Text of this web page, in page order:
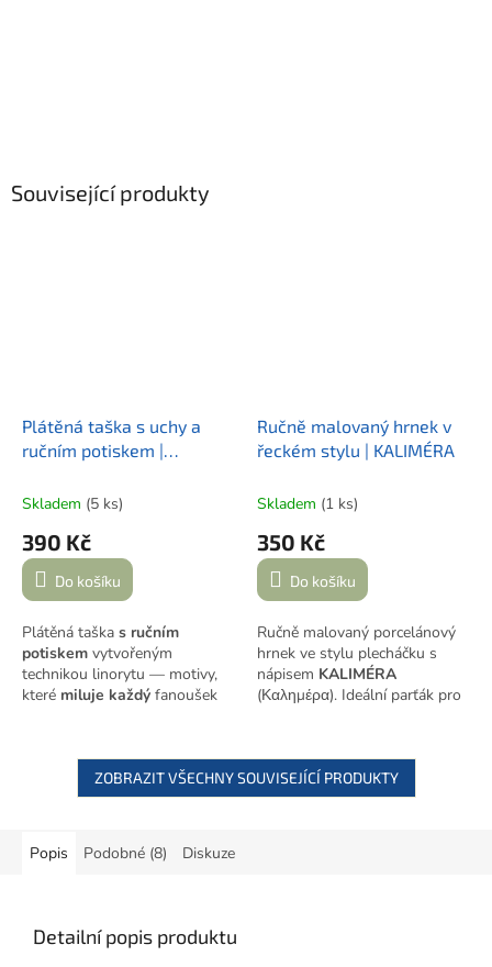
Související produkty
Plátěná taška s uchy a
ručním potiskem |
Skladem (5 ks)
390 Kč
Do košíku
Plátěná taška s ručním
potiskem vytvořeným
technikou linorytu — motivy,
které miluje každý fanoušek
zafixováno, opatřeno
koženkovým štítkem s logem
Ručně malovaný hrnek v
řeckém stylu | KALIMÉRA
Skladem (1 ks)
350 Kč
Do košíku
Ručně malovaný porcelánový
hrnek ve stylu plecháčku s
nápisem KALIMÉRA
(Καλημέρα). Ideální parťák pro
vzniká ručně v mé dílně v
Praze.
ZOBRAZIT VŠECHNY SOUVISEJÍCÍ PRODUKTY
Popis Podobné (8) Diskuze
Detailní popis produktu